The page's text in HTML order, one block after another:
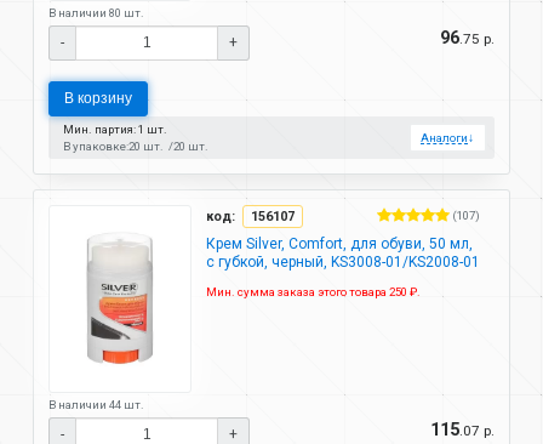
В наличии 80 шт.
- + 96 .75 р.
В корзину
Мин. партия: 1 шт.
В упаковке:20 шт. 20 шт.
Аналоги↓
код: 156107 (107)
Крем Silver, Comfort, для обуви, 50 мл,
с губкой, черный, KS3008-01/KS2008-01
Мин. сумма заказа этого товара 250 ₽.
В наличии 44 шт.
- + 115 .07 р.